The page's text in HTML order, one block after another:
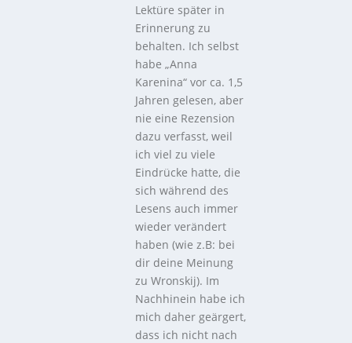
Lektüre später in
Erinnerung zu
behalten. Ich selbst
habe „Anna
Karenina“ vor ca. 1,5
Jahren gelesen, aber
nie eine Rezension
dazu verfasst, weil
ich viel zu viele
Eindrücke hatte, die
sich während des
Lesens auch immer
wieder verändert
haben (wie z.B: bei
dir deine Meinung
zu Wronskij). Im
Nachhinein habe ich
mich daher geärgert,
dass ich nicht nach